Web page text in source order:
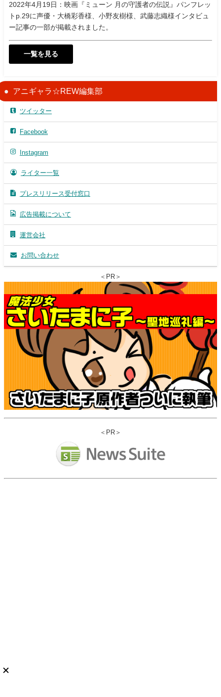
2022年4月19日：映画『ミューン 月の守護者の伝説』パンフレッ
トp.29に声優・大橋彩香様、小野友樹様、武藤志織様インタビュ
ー記事の一部が掲載されました。
一覧を見る
アニギャラ☆REW編集部
ツイッター
Facebook
Instagram
ライター一覧
プレスリリース受付窓口
広告掲載について
運営会社
お問い合わせ
＜PR＞
＜PR＞